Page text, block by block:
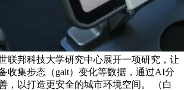
联邦科技大学研究中心展开一项研究，让
收集步态（gait）变化等数据，通过AI分
，以打造更安全的城市环境空间。 （白